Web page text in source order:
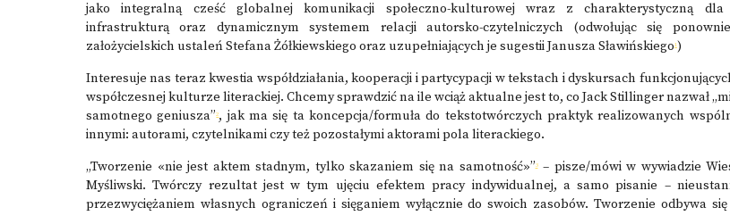
jako integralną cześć globalnej komunikacji społeczno-kulturowej wraz z charakterystyczną dla
infrastrukturą oraz dynamicznym systemem relacji autorsko-czytelniczych (odwołując się
założycielskich ustaleń Stefana Żółkiewskiego oraz uzupełniających je sugestii Janusza Sławińskiego1)
Interesuje nas teraz kwestia współdziałania, kooperacji i partycypacji w tekstach i dyskursach
współczesnej kulturze literackiej. Chcemy sprawdzić na ile wciąż aktualne jest to, co Jack Stillinger nazwał
samotnego geniusza”2, jak ma się ta koncepcja/formuła do tekstotwórczych praktyk realizowanych
innymi: autorami, czytelnikami czy też pozostałymi aktorami pola literackiego.
„Tworzenie «nie jest aktem stadnym, tylko skazaniem się na samotność»”3– pisze/mówi w wywiadzie
Myśliwski. Twórczy rezultat jest w tym ujęciu efektem pracy indywidualnej, a samo pisanie –
przezwyciężaniem własnych ograniczeń i sięganiem wyłącznie do swoich zasobów. Tworzenie odbywa